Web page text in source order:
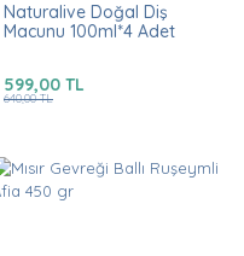
Naturalive Doğal Diş
Macunu 100ml*4 Adet
599,00 TL
640,00 TL